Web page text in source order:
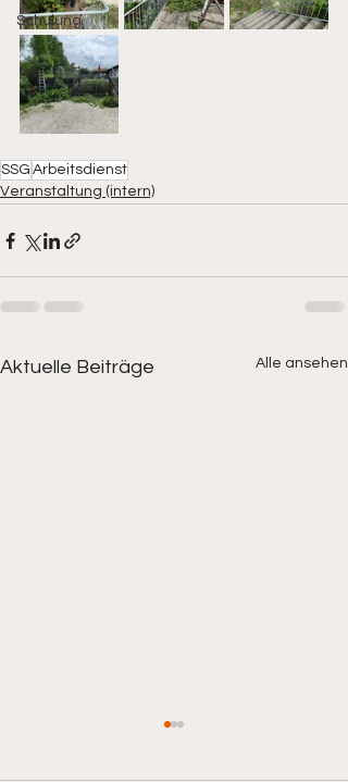
Schulung
SSG Arbeitsdienst
Veranstaltung (intern)
Aktuelle Beiträge Alle ansehen